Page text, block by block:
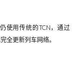
使用传统的TCN，通过
全更新列车网络。